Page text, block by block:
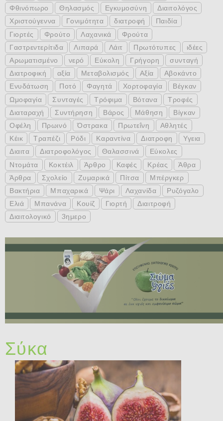
Φθινόπωρο
Θηλασμός Εγκυμοσύνη
Διαιτολόγος
Χριστούγεννα
Γονιμότητα διατροφή
Παιδία
Γιορτές
Φρούτο Λαχανικά
Φρούτα
Γαστρεντερίτιδα
Λιπαρά Λάιτ Πρωτότυπες
ιδέες
Αρωματισμένο
νερό Εύκολη Γρήγορη
συνταγή
Διατροφική
αξία Μεταβολισμός Αξία
Αβοκάντο
Ενυδάτωση
Ποτό Φαγητά Χορτοφαγία
Βέγκαν
Ωμοφαγία
Συνταγές Τρόφιμα Βότανα
Τροφές
Διαταραχή
Συντήρηση Βάρος Μάθηση
Βίγκαν
Οφέλη
Πρωινό Όστρακα Πρωτεΐνη
Αθλητές
Κέικ
Τραπέζι Ρόδι Καραντίνα Διατροφη
Υγεια
Διαιτα
Διατροφολόγος Θαλασσινά
Εύκολες
Ντομάτα
Κοκτέιλ Άρθρο Καφές Κρέας
Άθρα
Άρθρα
Σχολείο Ζυμαρικά Πίτσα
Μπέργκερ
Βακτήρια
Μπαχαρικά Ψάρι Λαχανίδα
Ρυζόγαλο
Ελιά
Μπανάνα Κουίζ Γιορτή
Διαιτροφή
Διαιτολογικό
3ημερο
Σύκα